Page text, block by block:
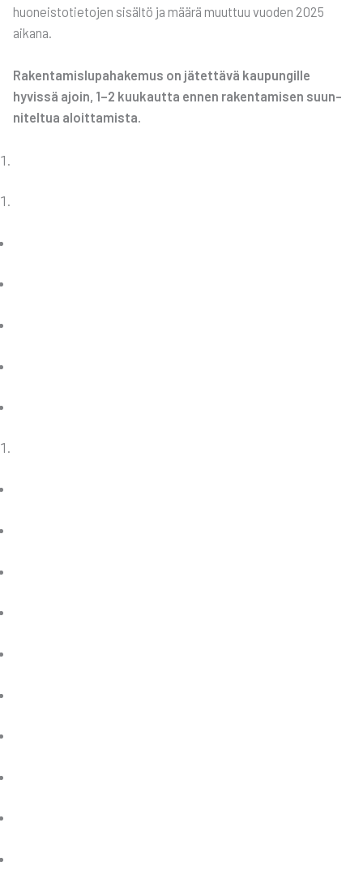
huo­neis­to­tie­to­jen sisäl­tö ja mää­rä muut­tuu vuo­den 2025
aika­na.
Raken­ta­mis­lu­pa­ha­ke­mus on jätet­tä­vä kau­pun­gil­le
hyvis­sä ajoin, 1–2 kuu­kaut­ta ennen raken­ta­mi­sen suun­
ni­tel­tua aloit­ta­mis­ta.